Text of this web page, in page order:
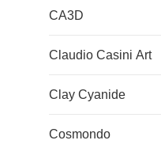
CA3D
Claudio Casini Art
Clay Cyanide
Cosmondo